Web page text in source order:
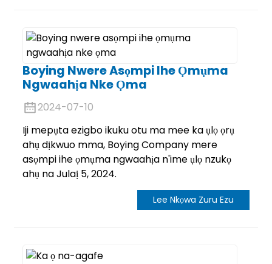
Boying Nwere Asọmpi Ihe Ọmụma
Ngwaahịa Nke Ọma
2024-07-10
Iji mepụta ezigbo ikuku otu ma mee ka ụlọ ọrụ
ahụ dịkwuo mma, Boying Company mere
asọmpi ihe ọmụma ngwaahịa n'ime ụlọ nzukọ
ahụ na Julaị 5, 2024.
Lee Nkọwa Zuru Ezu